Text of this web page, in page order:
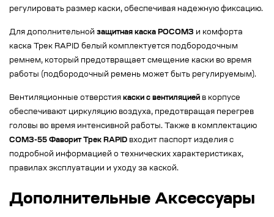
регулировать размер каски, обеспечивая надежную фиксацию.
Для дополнительной защитная каска РОСОМЗ и комфорта
каска Трек RAPID белый комплектуется подбородочным
ремнем, который предотвращает смещение каски во время
работы (подбородочный ремень может быть регулируемым).
Вентиляционные отверстия каски с вентиляцией в корпусе
обеспечивают циркуляцию воздуха, предотвращая перегрев
головы во время интенсивной работы. Также в комплектацию
СОМЗ-55 Фаворит Трек RAPID входит паспорт изделия с
подробной информацией о технических характеристиках,
правилах эксплуатации и уходу за каской.
Дополнительные Аксессуары